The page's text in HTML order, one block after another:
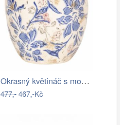
Okrasný květináč s modrými květy - Ø 18…
477,-467,-Kč